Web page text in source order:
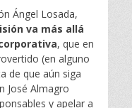
Ángel Losada,
va más allá
, que en
(en alguno
de que aún siga
José Almagro
y apelar a